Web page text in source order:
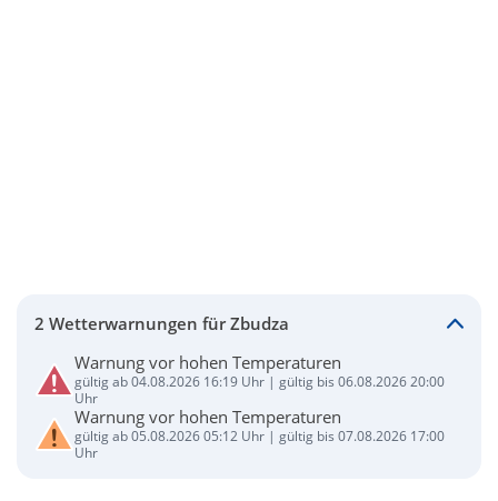
2 Wetterwarnungen für Zbudza
Warnung vor hohen Temperaturen
gültig ab 04.08.2026 16:19 Uhr | gültig bis 06.08.2026 20:00
Uhr
Warnung vor hohen Temperaturen
gültig ab 05.08.2026 05:12 Uhr | gültig bis 07.08.2026 17:00
Uhr